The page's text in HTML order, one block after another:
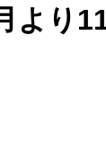
より